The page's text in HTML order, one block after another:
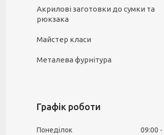
Акрилові заготовки до сумки та
рюкзака
Майстер класи
Металева фурнітура
Графік роботи
Понеділок 09:00